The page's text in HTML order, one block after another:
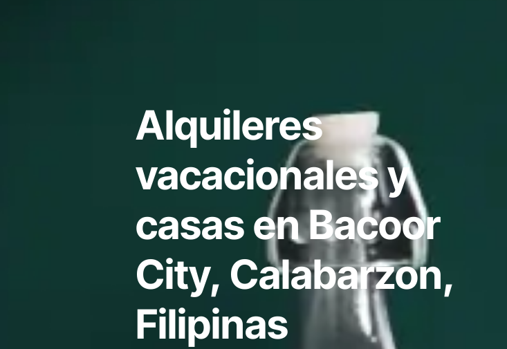
Alquileres
vacacionales y
casas en Bacoor
City, Calabarzon,
Filipinas